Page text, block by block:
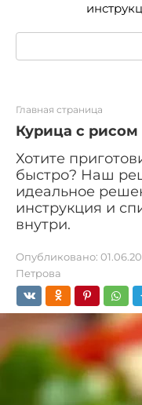
Поиск:
Главная страница
Курица с рисом
Хотите
быстро? Наш
идеальное
инструкция и
внутри.
Опубликовано:
Петрова